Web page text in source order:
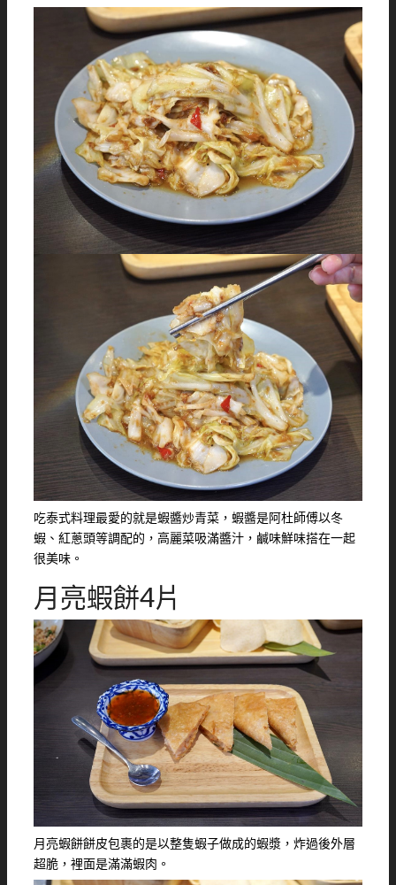
吃泰式料理最愛的就是蝦醬炒青菜，蝦醬是阿杜師傅以冬
蝦、紅蔥頭等調配的，高麗菜吸滿醬汁，鹹味鮮味搭在一起
很美味。
月亮蝦餅4片
月亮蝦餅餅皮包裹的是以整隻蝦子做成的蝦漿，炸過後外層
超脆，裡面是滿滿蝦肉。